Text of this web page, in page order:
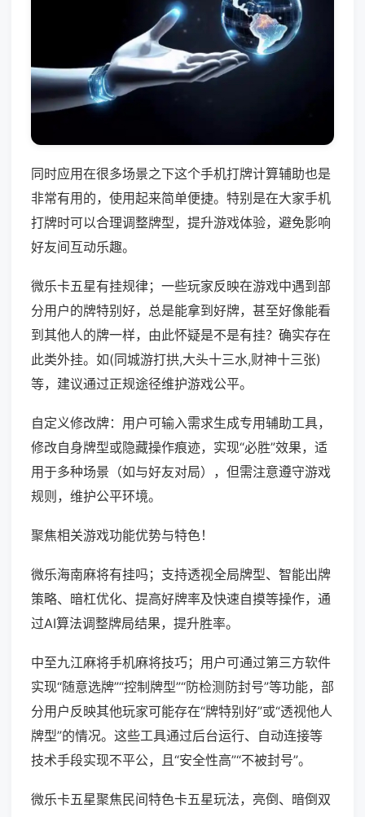
同时应用在很多场景之下这个手机打牌计算辅助也是
非常有用的，使用起来简单便捷。特别是在大家手机
打牌时可以合理调整牌型，提升游戏体验，避免影响
好友间互动乐趣。
微乐卡五星有挂规律；一些玩家反映在游戏中遇到部
分用户的牌特别好，总是能拿到好牌，甚至好像能看
到其他人的牌一样，由此怀疑是不是有挂？确实存在
此类外挂。如(同城游打拱,大头十三水,财神十三张)
等，建议通过正规途径维护游戏公平。
自定义修改牌：用户可输入需求生成专用辅助工具，
修改自身牌型或隐藏操作痕迹，实现“必胜”效果，适
用于多种场景（如与好友对局），但需注意遵守游戏
规则，维护公平环境。
聚焦相关游戏功能优势与特色！
微乐海南麻将有挂吗；支持透视全局牌型、智能出牌
策略、暗杠优化、提高好牌率及快速自摸等操作，通
过AI算法调整牌局结果，提升胜率。
中至九江麻将手机麻将技巧；用户可通过第三方软件
实现“随意选牌”“控制牌型”“防检测防封号”等功能，部
分用户反映其他玩家可能存在“牌特别好”或“透视他人
牌型”的情况。这些工具通过后台运行、自动连接等
技术手段实现不平公，且“安全性高”“不被封号”。
微乐卡五星聚焦民间特色卡五星玩法，亮倒、暗倒双